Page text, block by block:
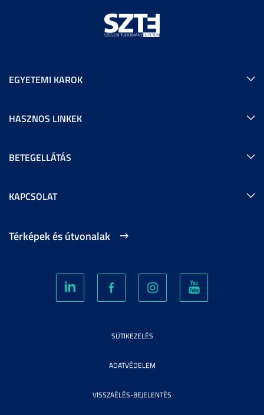
EGYETEMI KAROK
HASZNOS LINKEK
BETEGELLÁTÁS
KAPCSOLAT
Térképek és útvonalak
SÜTIKEZELÉS
ADATVÉDELEM
VISSZAÉLÉS-BEJELENTÉS